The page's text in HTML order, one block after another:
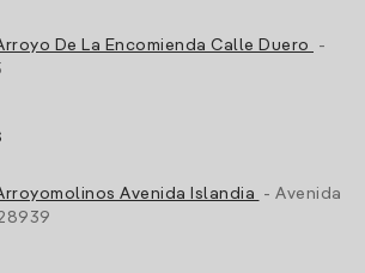
De La Encomienda Calle Duero
-
Avenida Islandia
- Avenida